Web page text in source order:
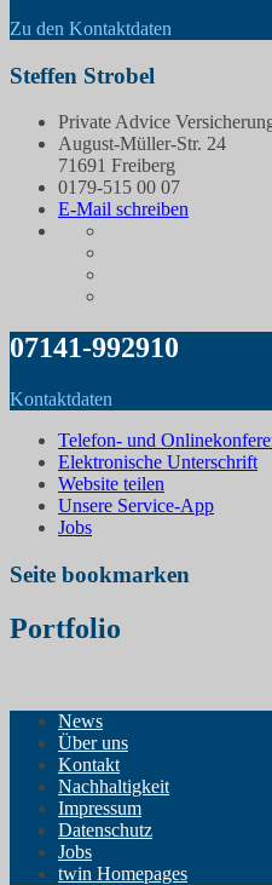
Zu den Kontaktdaten
Steffen Strobel
Private Advice
August-Müller-Str. 24
71691 Freiberg
0179-515 00 07
E-Mail schreiben
07141-992910
Kontaktdaten
Telefon- und
Elektronische Unterschrift
Website teilen
Unsere Service-App
Jobs
Seite bookmarken
Portfolio
News
Über uns
Kontakt
Nachhaltigkeit
Impressum
Datenschutz
Jobs
twin Homepages